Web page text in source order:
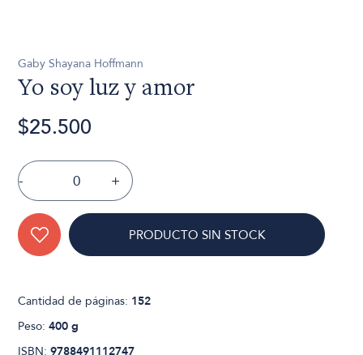
Gaby Shayana Hoffmann
Yo soy luz y amor
$25.500
- +
PRODUCTO SIN STOCK
Cantidad de páginas: 152
Peso:400 g
ISBN:9788491112747